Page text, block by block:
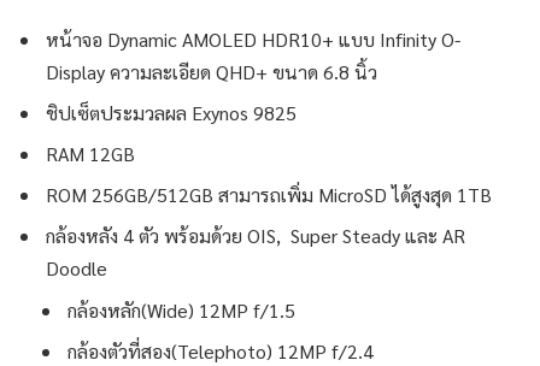
หน้าจอ Dynamic AMOLED HDR10+ แบบ Infinity O-
Display ความละเอียด QHD+ ขนาด 6.8 นิ้ว
ชิปเซ็ตประมวลผล Exynos 9825
RAM 12GB
ROM 256GB/512GB สามารถเพิ่ม MicroSD ได้สูงสุด 1TB
กล้องหลัง 4 ตัว พร้อมด้วย OIS, Super Steady และ AR
Doodle
กล้องหลัก(Wide) 12MP f/1.5
กล้องตัวที่สอง(Telephoto) 12MP f/2.4